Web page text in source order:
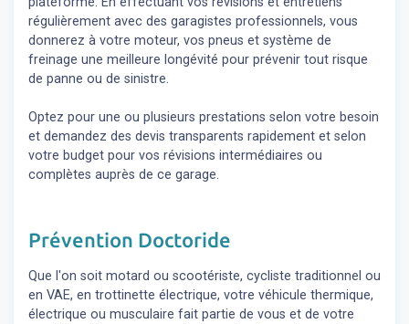
régulièrement avec des garagistes professionnels, vous
donnerez à votre moteur, vos pneus et système de
freinage une meilleure longévité pour prévenir tout risque
de panne ou de sinistre.
Optez pour une ou plusieurs prestations selon votre besoin
et demandez des devis transparents rapidement et selon
votre budget pour vos révisions intermédiaires ou
complètes auprès de ce garage.
Prévention Doctoride
Que l'on soit motard ou scootériste, cycliste traditionnel ou
en VAE, en trottinette électrique, votre véhicule thermique,
électrique ou musculaire fait partie de vous et de votre